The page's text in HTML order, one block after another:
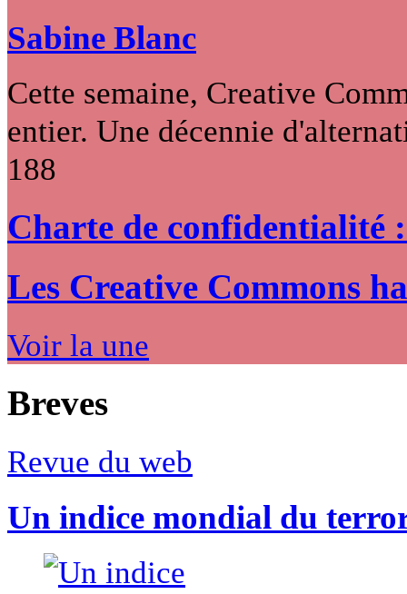
Sabine Blanc
Cette semaine, Creative
entier. Une décennie
188
Charte de confidentialité
Les Creative Commons
Voir la une
Breves
Revue du web
Un indice mondial du